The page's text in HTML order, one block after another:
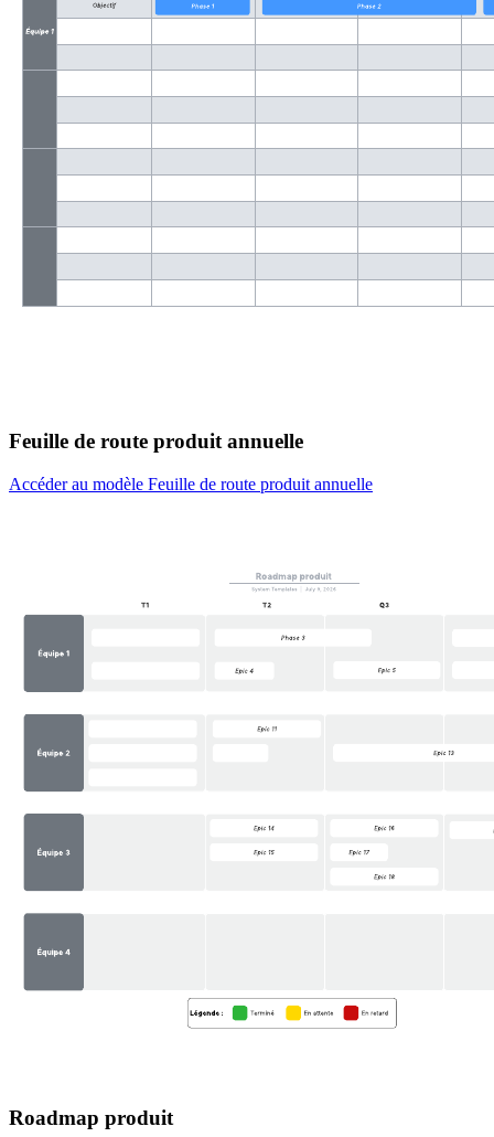
Feuille de route produit annuelle
Accéder au modèle Feuille de route produit annuelle
Roadmap produit